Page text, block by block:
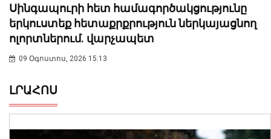
Սինգապուրի հետ համագործակցությունը
երկուստեք հետաքրքրություն ներկայացնող
ոլորտներում. վարչապետ
09 Օգոստոս, 2026 15:13
ԼՐԱՀՈՍ